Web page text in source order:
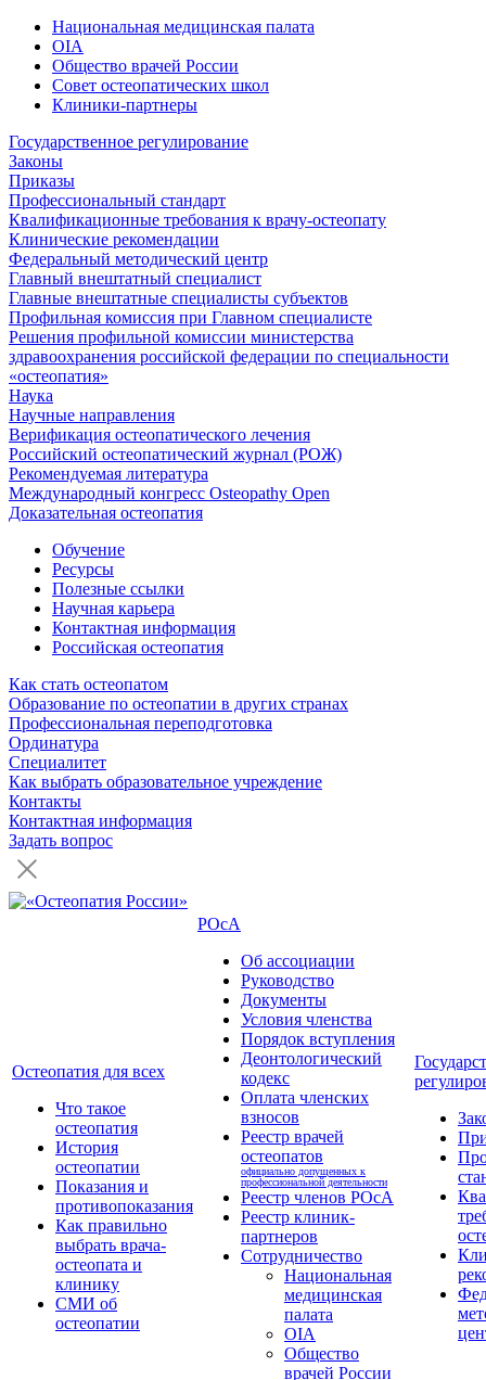
Национальная медицинская палата
OIA
Общество врачей России
Совет остеопатических школ
Клиники-партнеры
Государственное регулирование
Законы
Приказы
Профессиональный стандарт
Квалификационные требования к врачу-остеопату
Клинические рекомендации
Федеральный методический центр
Главный внештатный специалист
Главные внештатные специалисты субъектов
Профильная комиссия при Главном специалисте
Решения профильной комиссии министерства
здравоохранения российской федерации по специальности
«остеопатия»
Наука
Научные направления
Верификация остеопатического лечения
Российский остеопатический журнал (РОЖ)
Рекомендуемая литература
Международный конгресс Osteopathy Open
Доказательная остеопатия
Обучение
Ресурсы
Полезные ссылки
Научная карьера
Контактная информация
Российская остеопатия
Как стать остеопатом
Образование по остеопатии в других странах
Профессиональная переподготовка
Ординатура
Специалитет
Как выбрать образовательное учреждение
Контакты
Контактная информация
Задать вопрос
Остеопатия для всех
Что такое
остеопатия
История
остеопатии
Показания и
противопоказания
Как правильно
выбрать врача-
остеопата и
клинику
СМИ об
остеопатии
РОсА
Об ассоциации
Руководство
Документы
Условия членства
Порядок вступления
Деонтологический
кодекс
Оплата членских
взносов
Реестр врачей
остеопатов
официально допущенных к
профессиональной деятельности
Реестр членов РОсА
Реестр клиник-
партнеров
Сотрудничество
Национальная
медицинская
палата
OIA
Общество
врачей России